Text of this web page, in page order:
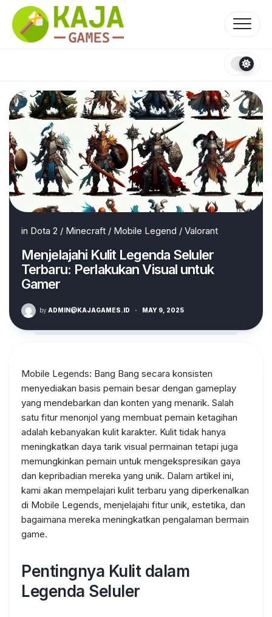
content
in Dota 2 / Minecraft / Mobile Legend / Valorant
Menjelajahi Kulit Legenda Seluler
Terbaru: Perlakukan Visual untuk
Gamer
by ADMIN@KAJAGAMES.ID · MAY 9, 2025
Mobile Legends: Bang Bang secara konsisten
menyediakan basis pemain besar dengan gameplay
yang mendebarkan dan konten yang menarik. Salah
satu fitur menonjol yang membuat pemain ketagihan
adalah kebanyakan kulit karakter. Kulit tidak hanya
meningkatkan daya tarik visual permainan tetapi juga
memungkinkan pemain untuk mengekspresikan gaya
dan kepribadian mereka yang unik. Dalam artikel ini,
kami akan mempelajari kulit terbaru yang diperkenalkan
di Mobile Legends, menjelajahi fitur unik, estetika, dan
bagaimana mereka meningkatkan pengalaman bermain
game.
Pentingnya Kulit dalam
Legenda Seluler